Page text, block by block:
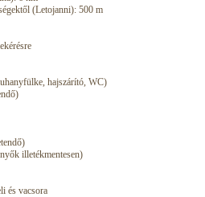
(Letojanni): 500 m
hajszárító, WC)
illetékmentesen)
és vacsora